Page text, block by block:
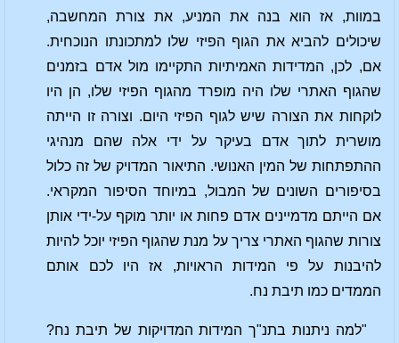
במוות, אז הוא בנה את המניע, את צורת המחשבה,
שיכולים להביא את הגוף הפיזי שלו למתכונתו הנוכחית.
אם, לכן, המדידות האמיתיות התקיימו מול אדם בזמנים
שהגוף האתרי שלו היה מופרד מהגוף הפיזי שלו, הן היו
לוקחות את הצורה שיש לגוף הפיזי היום. וצורה זו הייתה
מושרית לתוך אדם בעיקר על ידי אלה שהם מנהיגי
ההתפתחות של המין האנושי. התיאור המדויק של זה כלול
בסיפורים השונים של המבול, במיוחד הסיפור המקראי.
אם הייתם מדמיינים אדם פחות או יותר מוקף על-ידי אותן
צורות שהגוף האתרי צריך על מנת שהגוף הפיזי יוכל להיות
להיבנות על פי המידות הראויות, אז היו לכם אותם
הממדים כמו תיבת נח.
"למה ניתנות בתנ"ך המידות המדויקות של תיבת נח?